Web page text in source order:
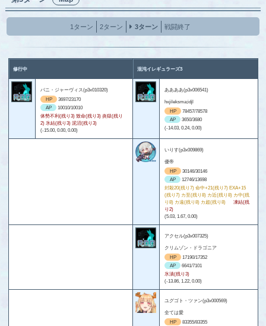
1ターン 2ターン 3ターン 戦闘終了
修行中 混沌イレギュラーズ3
パニ・ジャーヴィス(p3x010320)
HP
3697/23170
AP
10010/10010
体勢不利(残り3) 致命(残り3) 炎獄(残り
2) 氷結(残り3) 泥沼(残り3)
(-15.00, 0.00, 0.00)
ああああ(p3x006541)
hxjileksma;idjl
HP
78457/78578
AP
3650/3680
(-14.03, 0.24, 0.00)
いりす(p3x009869)
優帝
HP
30146/30146
AP
12746/13698
封殺20(残り7) 命中+21(残り7) EXA+15
(残り7) カ至(残り8) カ近(残り8) カ中(残
り8) カ遠(残り8) カ超(残り8)
凍結(残
り2)
(5.03, 1.67, 0.00)
アクセル(p3x007325)
クリムゾン・ドラゴニア
HP
17190/17352
AP
6641/7101
氷漬(残り3)
(-13.86, 1.22, 0.00)
ユグゴト・ツァン(p3x000569)
全ては愛
HP
83355/83355